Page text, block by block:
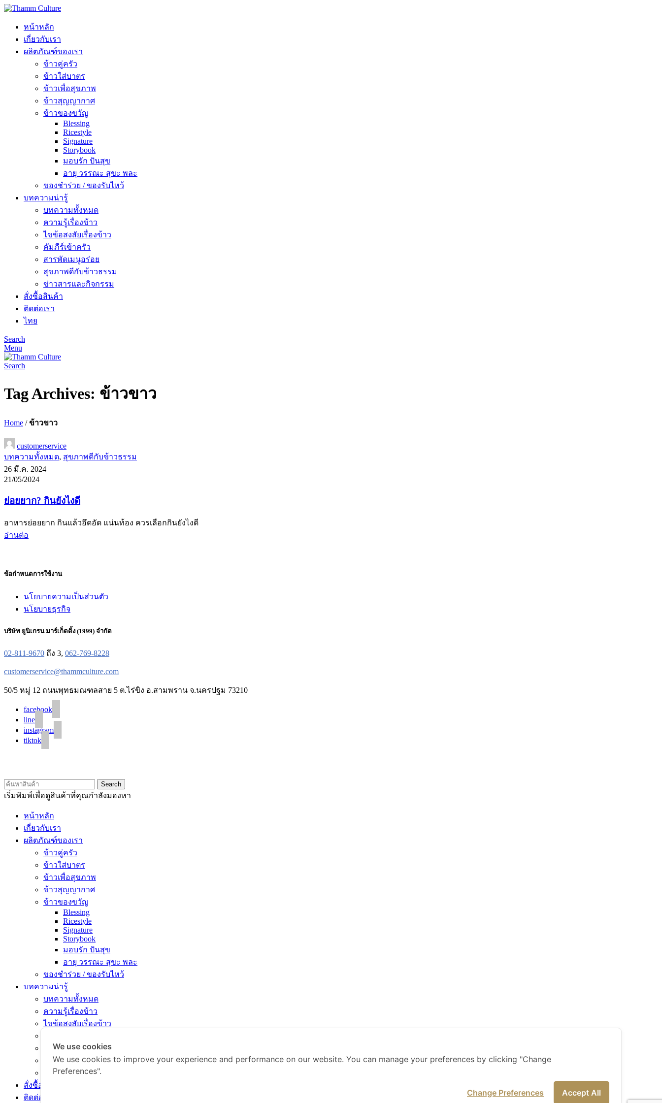
หน้าหลัก
เกี่ยวกับเรา
ผลิตภัณฑ์ของเรา
ข้าวคู่ครัว
ข้าวใส่บาตร
ข้าวเพื่อสุขภาพ
ข้าวสุญญากาศ
ข้าวของขวัญ
Blessing
Ricestyle
Signature
Storybook
มอบรัก ปันสุข
อายุ วรรณะ สุขะ พละ
ของชำร่วย / ของรับไหว้
บทความน่ารู้
บทความทั้งหมด
ความรู้เรื่องข้าว
ไขข้อสงสัยเรื่องข้าว
คัมภีร์เข้าครัว
สารพัดเมนูอร่อย
สุขภาพดีกับข้าวธรรม
ข่าวสารและกิจกรรม
สั่งซื้อสินค้า
ติดต่อเรา
ไทย
Search
Menu
Search
Tag Archives: ข้าวขาว
Home /ข้าวขาว
customerservice
บทความทั้งหมด, สุขภาพดีกับข้าวธรรม
26 มี.ค. 2024
21/05/2024
ย่อยยาก? กินยังไงดี
อาหารย่อยยาก กินแล้วอึดอัด แน่นท้อง ควรเลือกกินยังไงดี
อ่านต่อ
ข้อกำหนดการใช้งาน
นโยบายความเป็นส่วนตัว
นโยบายธุรกิจ
บริษัท ยูนิเกรน มาร์เก็ตติ้ง (1999) จำกัด
02-811-9670 ถึง 3, 062-769-8228
customerservice@thammculture.com
50/5 หมู่ 12 ถนนพุทธมณฑลสาย 5 ต.ไร่ขิง อ.สามพราน จ.นครปฐม 73210
facebook
line
instagram
tiktok
Search
เริ่มพิมพ์เพื่อดูสินค้าที่คุณกำลังมองหา
หน้าหลัก
เกี่ยวกับเรา
ผลิตภัณฑ์ของเรา
ข้าวคู่ครัว
ข้าวใส่บาตร
ข้าวเพื่อสุขภาพ
ข้าวสุญญากาศ
ข้าวของขวัญ
Blessing
Ricestyle
Signature
Storybook
มอบรัก ปันสุข
อายุ วรรณะ สุขะ พละ
ของชำร่วย / ของรับไหว้
บทความน่ารู้
บทความทั้งหมด
ความรู้เรื่องข้าว
ไขข้อสงสัยเรื่องข้าว
สารพัดเมนูอร่อย
สุขภาพดีกับข้าวธรรม
ข่าวสารและกิจกรรม
สั่งซื้อสินค้า
ติดต่อเรา
We use cookies
We use cookies to improve your experience and performance on our website. You can manage your preferences by clicking "Change
Preferences".
Accept All
Change Preferences